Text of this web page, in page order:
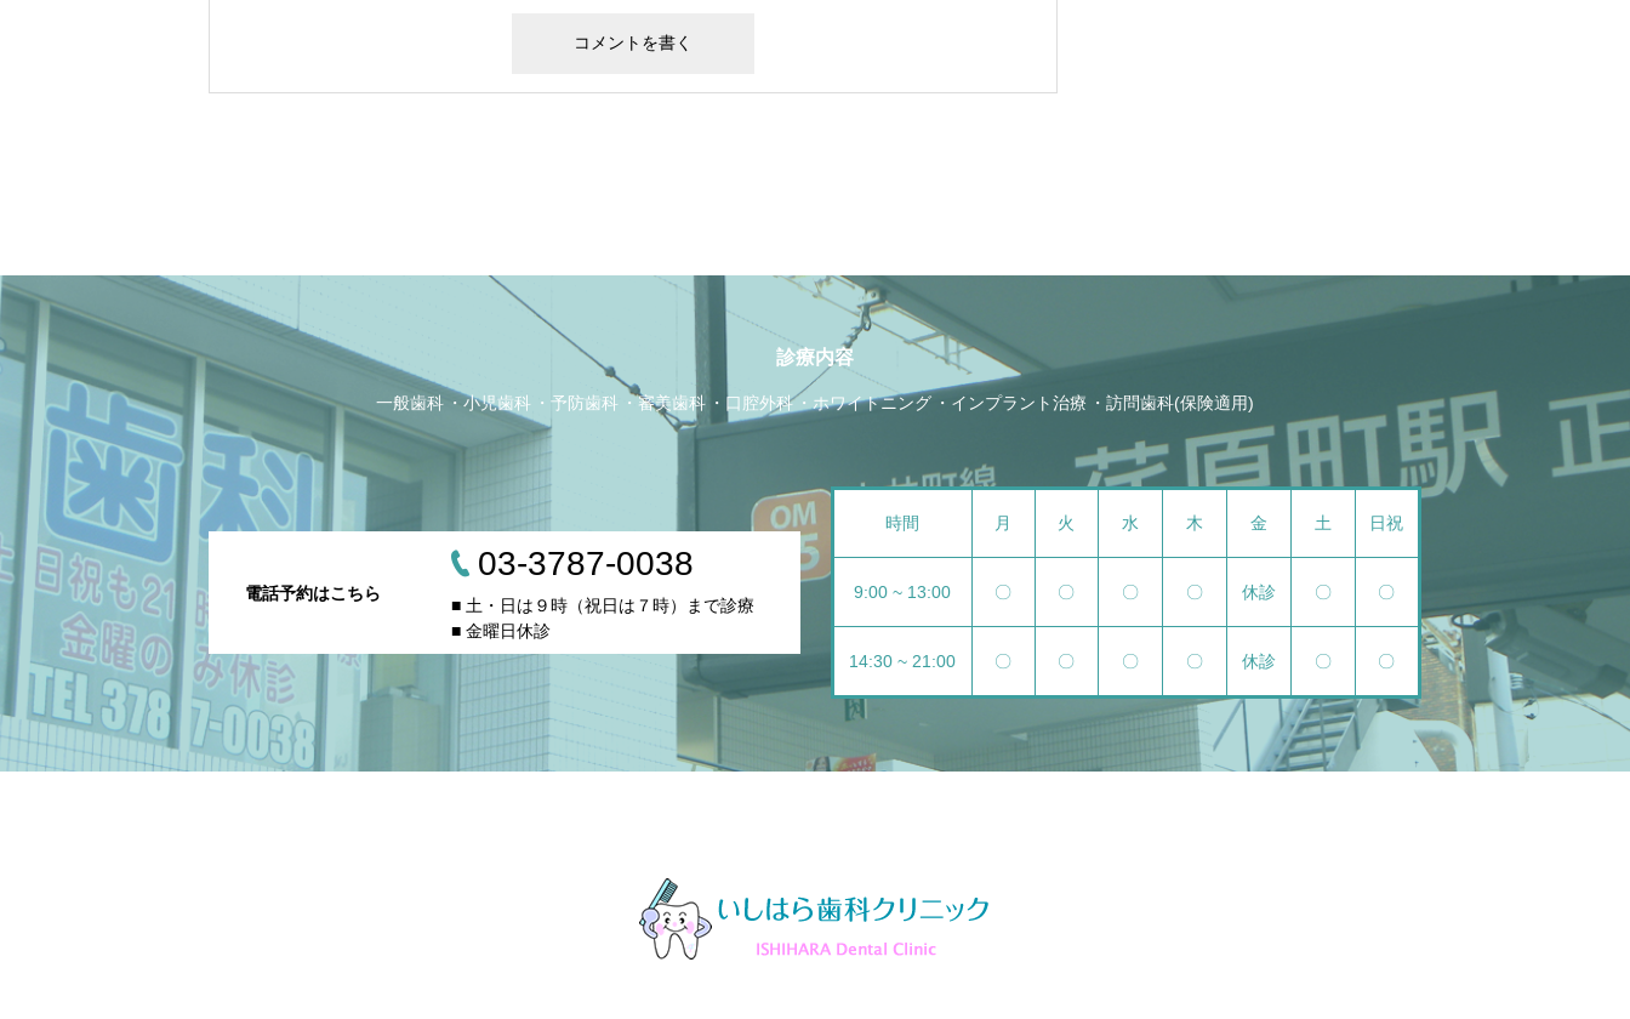
診療内容
一般歯科 小児歯科 予防歯科 審美歯科 口腔外科 ホワイトニング インプラント治療 訪問歯科(保険適用)
電話予約はこちら
03-3787-0038
■ 土・日は９時（祝日は７時）まで診療
■ 金曜日休診
時間 月 火 水 木 金 土 日祝
9:00 ~ 13:00 〇 〇 〇 〇 休診 〇 〇
14:30 ~ 21:00 〇 〇 〇 〇 休診 〇 〇